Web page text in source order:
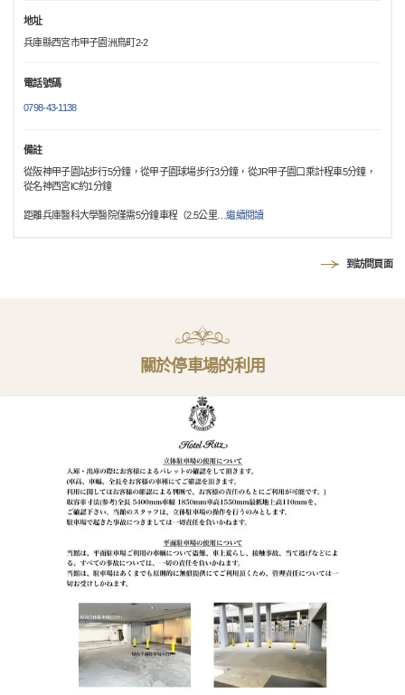
地址
兵庫縣西宮市甲子園洲鳥町2-2
電話號碼
0798-43-1138
備註
從阪神甲子園站步行5分鐘，從甲子園球場步行3分鐘，從JR甲子園口乘計程車5分鐘，
從名神西宮IC約1分鐘
距離兵庫醫科大學醫院僅需5分鐘車程（2.5公里…繼續閱讀
到訪問頁面
關於停車場的利用